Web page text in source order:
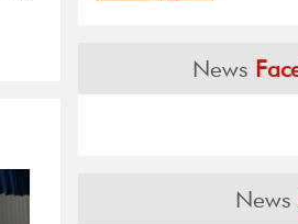
News
News